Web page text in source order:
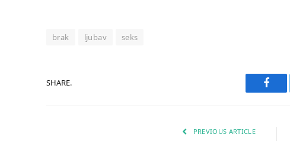
brak ljubav seks
SHARE.
PREVIOUS ARTICLE